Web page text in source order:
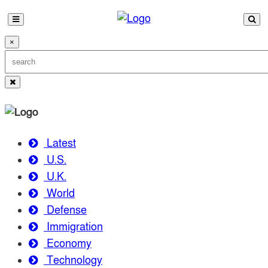
×
Latest
U.S.
U.K.
World
Defense
Immigration
Economy
Technology